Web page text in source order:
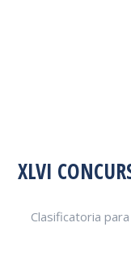
XLVI
Clasificatoria